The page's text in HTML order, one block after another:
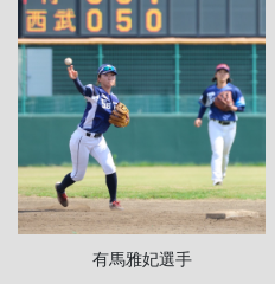
有馬雅妃選手